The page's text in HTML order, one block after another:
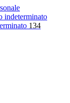
indeterminato
134